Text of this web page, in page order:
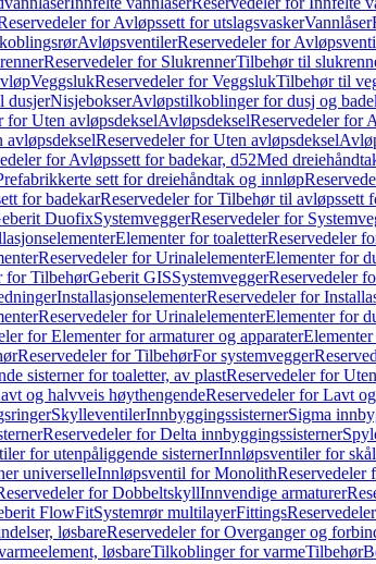
for Avløpssett for utslagsvaskerVannlåser
AvløpsventilerReservedeler for
Reservedeler for SlukrennerTilbehør til
VeggslukReservedeler for VeggslukTilbehør til
dusjerNisjebokserAvløpstilkoblinger for dusj og
for Uten avløpsdekselAvløpsdekselReservedeler for
avløpsdekselReservedeler for Uten avløpsdeksel
for Avløpssett for badekar, d52Med
sett for dreiehåndtak og innløp
for badekarReservedeler for Tilbehør til avløpssett
DuofixSystemveggerReservedeler for
Elementer for toaletterReservedeler
Reservedeler for UrinalelementerElementer for
for TilbehørGeberit GISSystemveggerReservedeler
InstallasjonselementerReservedeler for
Reservedeler for UrinalelementerElementer for
for Elementer for armaturer og apparater
Reservedeler for TilbehørFor systemvegger
sisterner for toaletter, av plastReservedeler for
og halvveis høythengendeReservedeler for Lavt
SkylleventilerInnbyggingssisternerSigma
Reservedeler for Delta innbyggingssisterner
for utenpåliggende sisternerInnløpsventiler for
universelleInnløpsventil for Monolith
for DobbeltskyllInnvendige armaturer
FlowFitSystemrør multilayerFittings
løsbareReservedeler for Overganger og
løsbareTilkoblinger for varmeTilbehør